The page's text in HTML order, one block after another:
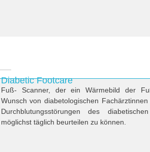
Diabetic Footcare
Fuß- Scanner, der ein Wärmebild der
Wunsch von diabetologischen
Durchblutungsstörungen des
möglichst täglich beurteilen zu können.